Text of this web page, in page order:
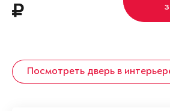
Посмотреть дверь в